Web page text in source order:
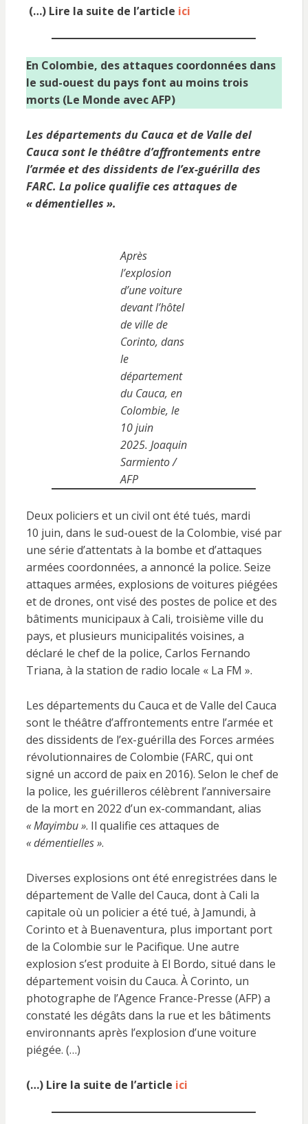
(…) Lire la suite de l’article ici
En Colombie, des attaques coordonnées dans
le sud-ouest du pays font au moins trois
morts (Le Monde avec AFP)
Les départements du Cauca et de Valle del
Cauca sont le théâtre d’affrontements entre
l’armée et des dissidents de l’ex-guérilla des
FARC. La police qualifie ces attaques de
« démentielles ».
Après
l’explosion
d’une voiture
devant l’hôtel
de ville de
Corinto, dans
le
département
du Cauca, en
Colombie, le
10 juin
2025. Joaquin
Sarmiento /
AFP
Deux policiers et un civil ont été tués, mardi
10 juin, dans le sud-ouest de la Colombie, visé par
une série d’attentats à la bombe et d’attaques
armées coordonnées, a annoncé la police. Seize
attaques armées, explosions de voitures piégées
et de drones, ont visé des postes de police et des
bâtiments municipaux à Cali, troisième ville du
pays, et plusieurs municipalités voisines, a
déclaré le chef de la police, Carlos Fernando
Triana, à la station de radio locale « La FM ».
Les départements du Cauca et de Valle del Cauca
sont le théâtre d’affrontements entre l’armée et
des dissidents de l’ex-guérilla des Forces armées
révolutionnaires de Colombie (FARC, qui ont
signé un accord de paix en 2016). Selon le chef de
la police, les guérilleros célèbrent l’anniversaire
de la mort en 2022 d’un ex-commandant, alias
« Mayimbu ». Il qualifie ces attaques de
« démentielles ».
Diverses explosions ont été enregistrées dans le
département de Valle del Cauca, dont à Cali la
capitale où un policier a été tué, à Jamundi, à
Corinto et à Buenaventura, plus important port
de la Colombie sur le Pacifique. Une autre
explosion s’est produite à El Bordo, situé dans le
département voisin du Cauca. À Corinto, un
photographe de l’Agence France-Presse (AFP) a
constaté les dégâts dans la rue et les bâtiments
environnants après l’explosion d’une voiture
piégée. (…)
(…) Lire la suite de l’article ici